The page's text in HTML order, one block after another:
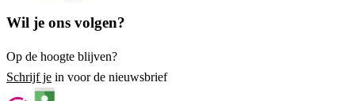
Wil je ons volgen?
Op de hoogte blijven?
Schrijf je in voor de nieuwsbrief